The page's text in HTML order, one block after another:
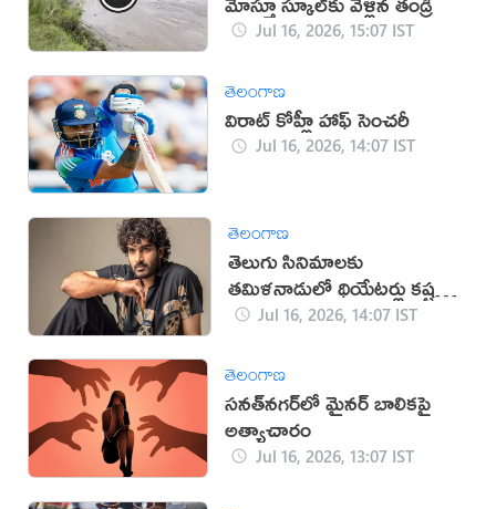
Jul 16, 2026, 15:07 IST
తెలంగాణ
విరాట్ కోహ్లీ హాఫ్ సెంచరీ
Jul 16, 2026, 14:07 IST
తెలంగాణ
తెలుగు సినిమాలకు
తమిళనాడులో థియేటర్లు కష్టమే:
కిరణ్ అబ్బవరం
Jul 16, 2026, 14:07 IST
తెలంగాణ
సనత్‌నగర్‌లో మైనర్‌ బాలికపై
అత్యాచారం
Jul 16, 2026, 13:07 IST